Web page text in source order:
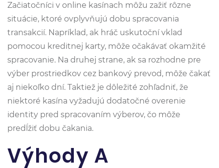
Začiatočníci v online kasínach môžu zažiť rôzne
situácie, ktoré ovplyvňujú dobu spracovania
transakcií. Napríklad, ak hráč uskutoční vklad
pomocou kreditnej karty, môže očakávať okamžité
spracovanie. Na druhej strane, ak sa rozhodne pre
výber prostriedkov cez bankový prevod, môže čakať
aj niekoľko dní. Taktiež je dôležité zohľadniť, že
niektoré kasína vyžadujú dodatočné overenie
identity pred spracovaním výberov, čo môže
predĺžiť dobu čakania.
Výhody A